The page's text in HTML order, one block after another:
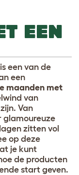
EEN
een van de
een
maanden met
van
Van
glamoureuze
zitten vol
op deze
je kunt
de producten
start geven.